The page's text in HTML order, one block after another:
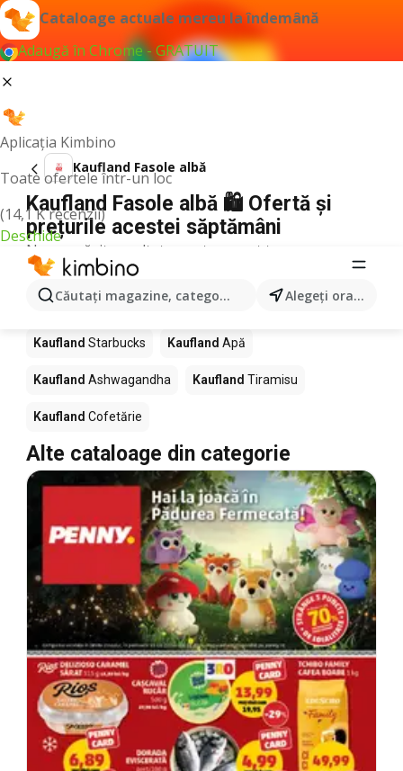
Cataloage actuale mereu la îndemână
Adaugă în Chrome - GRATUIT
Aplicația Kimbino
Toate ofertele într-un loc
(14,1 K recenzii)
Deschide
Căutaţi magazine, categorii, produse... Alegeţi oraşul
Kaufland Fasole albă
Kaufland Fasole albă 🛍️ Ofertă și
prețurile acestei săptămâni
Nu am găsit rezultate pentru acest termen.
Alte produse în magazine Kaufland
Kaufland Pizza Kaufland Mango KauflandLEGO
Kaufland Starbucks Kaufland Apă
Kaufland Ashwagandha Kaufland Tiramisu
Kaufland Cofetărie
Alte cataloage din categorie